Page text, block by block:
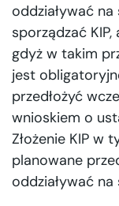
oddziaływać
sporządzać
gdyż w takim
jest
przedłożyć
wnioskiem o
Złożenie KIP w
planowane
oddziaływać